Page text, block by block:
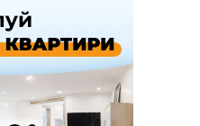
парку масово загинули
оштрафували на 600 тисяч за
сталися аварійні вимкнення